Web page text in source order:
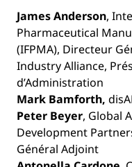
James Anderson,
Pharmaceutical
(IFPMA), Directeur
Industry Alliance,
d’Administration
Mark Bamforth,
Peter Beyer, Global
Development
Général Adjoint